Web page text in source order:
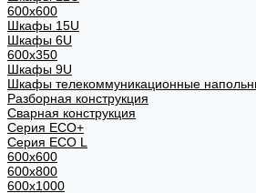
600x600
Шкафы 15U
Шкафы 6U
600x350
Шкафы 9U
Шкафы телекоммуникационные
Разборная конструкция
Сварная конструкция
Серия ECO+
Серия ECO L
600x600
600x800
600х1000